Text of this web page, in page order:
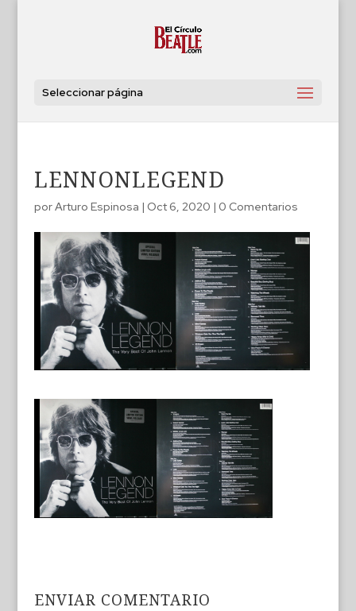
Seleccionar página
LENNONLEGEND
porArturo Espinosa | Oct 6, 2020 | 0 Comentarios
ENVIAR COMENTARIO